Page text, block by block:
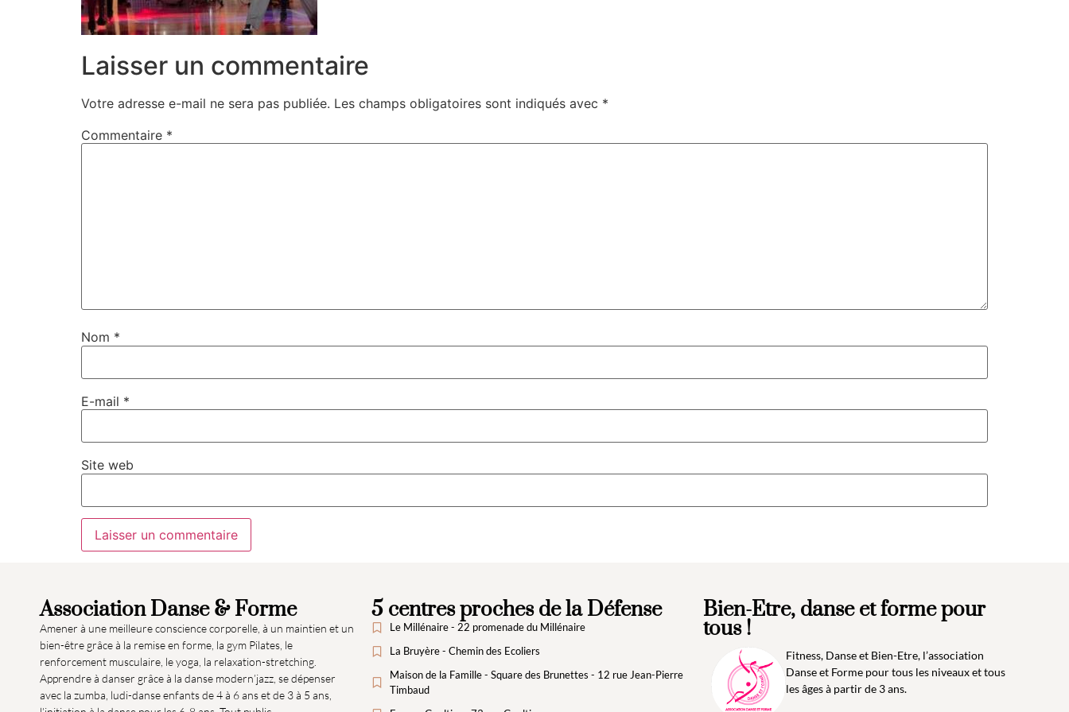
Laisser un commentaire
Votre adresse e-mail ne sera pas publiée. Les champs obligatoires sont indiqués avec *
Commentaire *
Nom *
E-mail *
Site web
Association Danse & Forme
Amener à une meilleure conscience corporelle, à un maintien et un
bien-être grâce à la remise en forme, la gym Pilates, le
renforcement musculaire, le yoga, la relaxation-stretching.
Apprendre à danser grâce à la danse modern’jazz, se dépenser
avec la zumba, ludi-danse enfants de 4 à 6 ans et de 3 à 5 ans,
5 centres proches de la Défense
Le Millénaire - 22 promenade du Millénaire
La Bruyère - Chemin des Ecoliers
Maison de la Famille - Square des Brunettes - 12 rue Jean-Pierre
Timbaud
Bien-Etre, danse et forme pour
tous !
Fitness, Danse et Bien-Etre, l’association
Danse et Forme pour tous les niveaux et tous
les âges à partir de 3 ans.